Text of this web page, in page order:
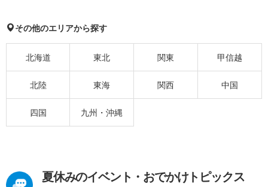
その他のエリアから探す
北海道 東北 関東 甲信越
北陸 東海 関西 中国
四国 九州・沖縄
夏休みのイベント・おでかけトピックス